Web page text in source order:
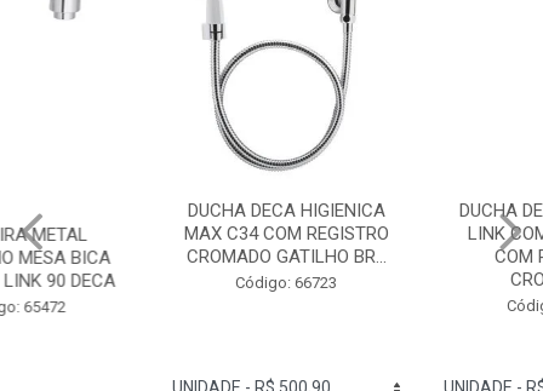
DUCHA DECA HIGIENICA
MAX C34 COM REGISTRO
CROMADO GATILHO BR...
Código: 66723
DUCHA DECA HIGIENICA
LINK COM DERIVAÇÃO
COM REGISTRO